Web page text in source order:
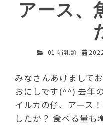
アース、
01 哺乳類
みなさんあけまして
おにしです(^^) 去年
イルカの仔、アース
したか？ 食べる量も